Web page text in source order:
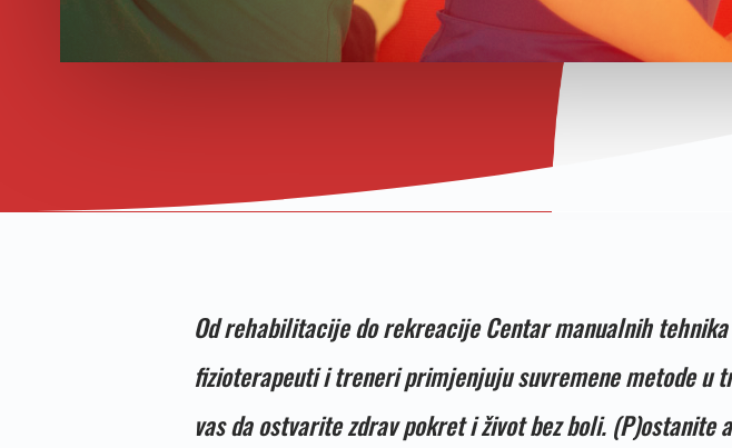
Od rehabilitacije do rekreacije Centar manualnih
fizioterapeuti i treneri primjenjuju suvremene metode u
vas da ostvarite zdrav pokret i život bez boli. (P)ostanite